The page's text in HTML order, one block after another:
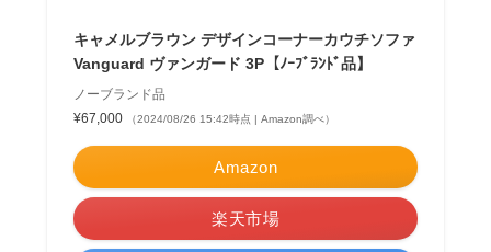
キャメルブラウン デザインコーナーカウチソファ
Vanguard ヴァンガード 3P【ﾉｰﾌﾞﾗﾝﾄﾞ品】
ノーブランド品
¥67,000
（2024/08/26 15:42時点 | Amazon調べ）
Amazon
楽天市場